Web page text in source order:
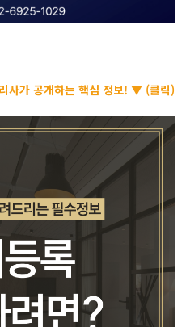
사가 공개하는 핵심 정보! ▼ (클릭)